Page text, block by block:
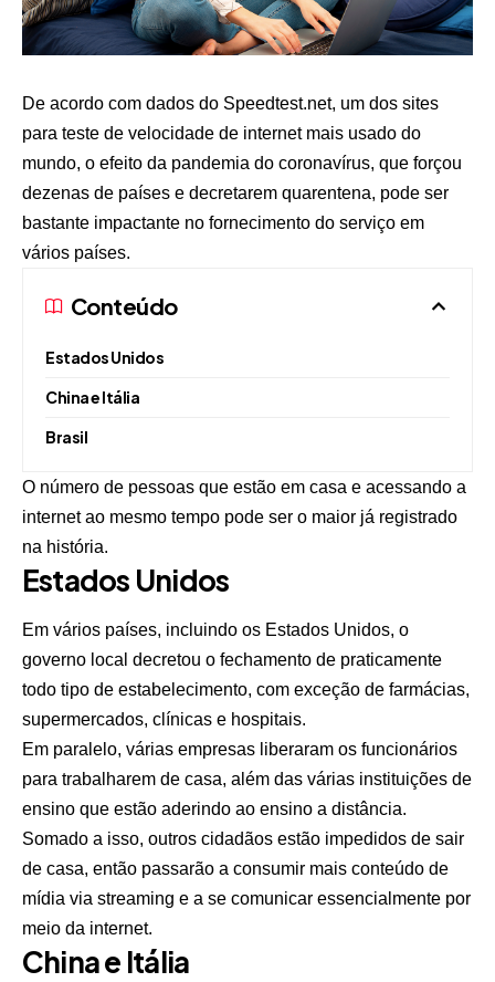
De acordo com dados do Speedtest.net, um dos sites
para teste de velocidade de internet mais usado do
mundo, o efeito da pandemia do coronavírus, que forçou
dezenas de países e decretarem quarentena, pode ser
bastante impactante no fornecimento do serviço em
vários países.
Conteúdo
Estados Unidos
China e Itália
Brasil
O número de pessoas que estão em casa e acessando a
internet ao mesmo tempo pode ser o maior já registrado
na história.
Estados Unidos
Em vários países, incluindo os Estados Unidos, o
governo local decretou o fechamento de praticamente
todo tipo de estabelecimento, com exceção de farmácias,
supermercados, clínicas e hospitais.
Em paralelo, várias empresas liberaram os funcionários
para trabalharem de casa, além das várias instituições de
ensino que estão aderindo ao ensino a distância.
Somado a isso, outros cidadãos estão impedidos de sair
de casa, então passarão a consumir mais conteúdo de
mídia via streaming e a se comunicar essencialmente por
meio da internet.
China e Itália